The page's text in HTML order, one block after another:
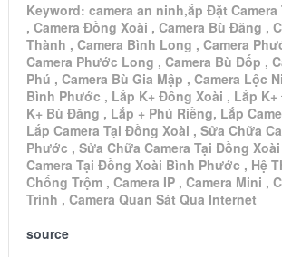
Keyword: camera an ninh,ắp Đặt
, Camera Đồng Xoài , Camera Bù Đăng ,
Thành , Camera Bình Long , Camera
Camera Phước Long , Camera Bù Đốp ,
Phú , Camera Bù Gia Mập , Camera Lộc
Bình Phước , Lắp K+ Đồng Xoài , Lắp
K+ Bù Đăng , Lắp + Phú Riềng, Lắp
Lắp Camera Tại Đồng Xoài , Sửa Chữa
Phước , Sửa Chữa Camera Tại Đồng
Camera Tại Đồng Xoài Bình Phước , Hệ
Chống Trộm , Camera IP , Camera Mini ,
Trình , Camera Quan Sát Qua Internet
source